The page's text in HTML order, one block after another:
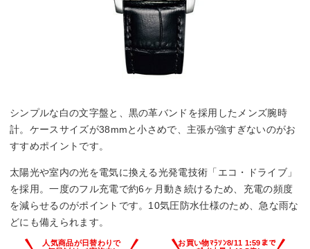
シンプルな白の文字盤と、黒の革バンドを採用したメンズ腕時
計。ケースサイズが38mmと小さめで、主張が強すぎないのがお
すすめポイントです。
太陽光や室内の光を電気に換える光発電技術「エコ・ドライブ」
を採用。一度のフル充電で約6ヶ月動き続けるため、充電の頻度
を減らせるのがポイントです。10気圧防水仕様のため、急な雨な
どにも備えられます。